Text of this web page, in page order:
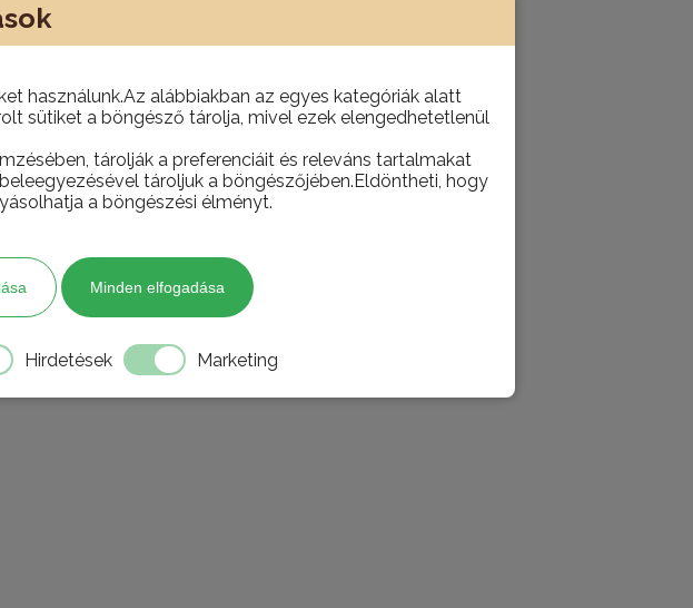
használunk.Az alábbiakban az egyes kategóriák alatt
sütiket a böngésző tárolja, mivel ezek elengedhetetlenül
tárolják a preferenciáit és releváns tartalmakat
tároljuk a böngészőjében.Eldöntheti, hogy
a böngészési élményt.
Minden elfogadása
Hirdetések Marketing